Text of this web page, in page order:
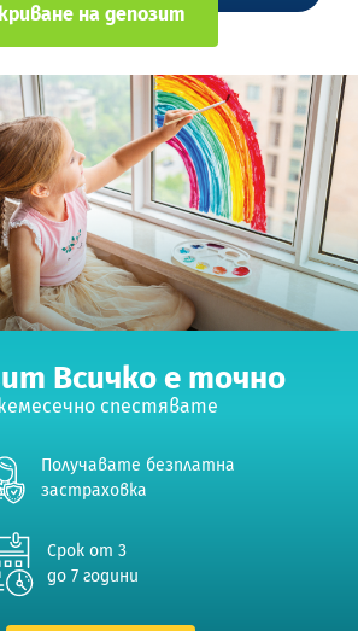
на депозит
Всичко е точно
спестявате
Получавате безплатна
застраховка
Срок от 3
до 7 години